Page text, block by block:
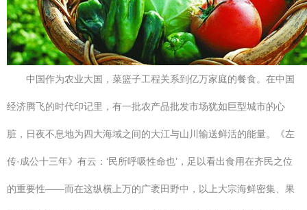
中国作为农业大国，菜篮子工程关系到亿万家庭的餐食。在中国
经济腾飞的时代印记里，有一批农产品批发市场犹如巨型城市的心
脏，日夜不息地为四大海域之间的大江与山川输送鲜活的能量。《左
传·成公十三年》有云：‘民所呼吸性命也’，足以看出食用在齐民之位
的重要性——而在这纵横上万的广袤田野中，以上大宗海鲜密集、果